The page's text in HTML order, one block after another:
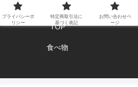
エンジョイ ブロ
TOP
食べ物
プライバシーポ
リシー
特定商取引法に
基づく表記
お問い合わせペ
ージ